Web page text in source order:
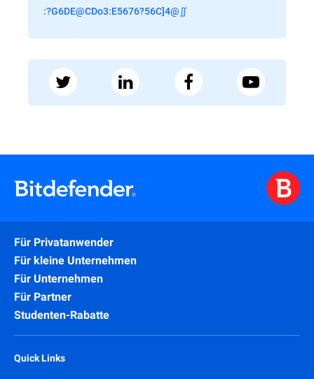
:?G6DE@CDo3:E5676?56C]4@∬
Für Privatanwender
Für kleine Unternehmen
Für Unternehmen
Für Partner
Studenten-Rabatte
Quick Links